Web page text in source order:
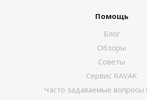
Помощь
Блог
Обзоры
Советы
Сервис RAVAK
Часто задаваемые вопросы